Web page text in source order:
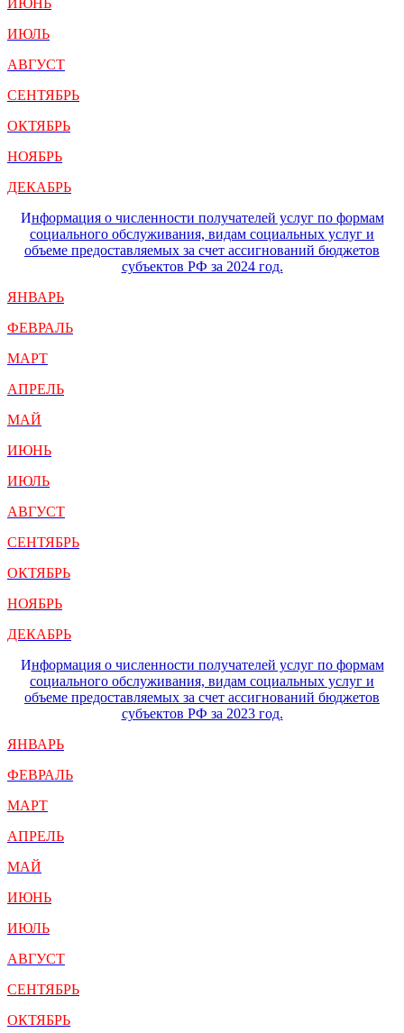
ИЮЛЬ
АВГУСТ
СЕНТЯБРЬ
ОКТЯБРЬ
НОЯБРЬ
ДЕКАБРЬ
Информация о численности получателей услуг по формам
социального обслуживания, видам социальных услуг и
объеме предоставляемых за счет ассигнований бюджетов
субъектов РФ за 2024 год.
ЯНВАРЬ
ФЕВРАЛЬ
МАРТ
АПРЕЛЬ
МАЙ
ИЮНЬ
ИЮЛЬ
АВГУСТ
СЕНТЯБРЬ
ОКТЯБРЬ
НОЯБРЬ
ДЕКАБРЬ
Информация о численности получателей услуг по формам
социального обслуживания, видам социальных услуг и
объеме предоставляемых за счет ассигнований бюджетов
субъектов РФ за 2023 год.
ЯНВАРЬ
ФЕВРАЛЬ
МАРТ
АПРЕЛЬ
МАЙ
ИЮНЬ
ИЮЛЬ
АВГУСТ
СЕНТЯБРЬ
ОКТЯБРЬ